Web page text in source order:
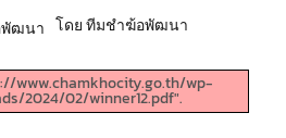
โดย ทีมชำฆ้อพัฒนา
www.chamkhocity.go.th/wp-
2024/02/winner12.pdf".